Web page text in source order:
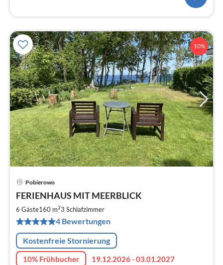
10%
Pobierowo
FERIENHAUS MIT MEERBLICK
6 Gäste160 m23 Schlafzimmer
4 Bewertungen
Kostenfreie Stornierung
10% Frühbucher
19.12.2026 - 03.01.2027